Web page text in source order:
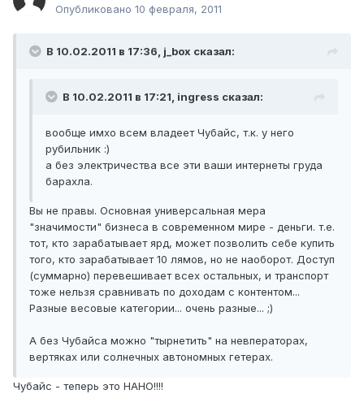
Опубликовано 10 февраля, 2011
В 10.02.2011 в 17:36, j_box сказал:
В 10.02.2011 в 17:21, ingress сказал:
вообще имхо всем владеет Чубайс, т.к. у него
рубильник :)
а без электричества все эти ваши интернеты груда
барахла.
Вы не правы. Основная универсальная мера
"значимости" бизнеса в современном мире - деньги. т.е.
тот, кто зарабатывает ярд, может позволить себе купить
того, кто зарабатывает 10 лямов, но не наоборот. Доступ
(суммарно) перевешивает всех остальных, и транспорт
тоже нельзя сравнивать по доходам с контентом...
Разные весовые категории... очень разные... ;)
А без Чубайса можно "тырнетить" на невператорах,
вертяках или солнечных автономных гетерах.
Чубайс - теперь это НАНО!!!!